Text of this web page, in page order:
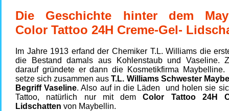
Die Geschichte hinter dem
Color Tattoo 24H Creme-Gel-
Im Jahre 1913 erfand der Chemiker T.L. Williams die
die Bestand damals aus Kohlenstaub und Vaseline.
darauf gründete er dann die Kosmetikfirma Maybelline.
setze sich zusammen ausT.L. Williams Schwester
Begriff Vaseline. Also auf in die Läden
und holen sie
Tattoo, natürlich nur mit demColor Tattoo 24H
Lidschatten von Maybellin.